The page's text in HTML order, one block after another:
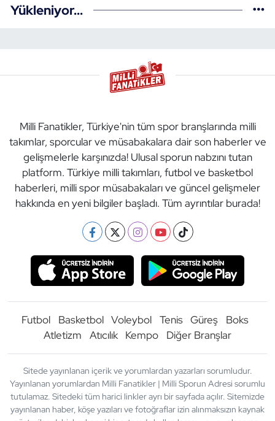
Yükleniyor...
Milli Fanatikler, Türkiye'nin tüm spor branşlarında milli
takımlar, sporcular ve müsabakalara dair son haberler ve
gelişmelerle karşınızda! Ulusal sporun nabzını tutan
platform. Türkiye milli takımları, futbol ve basketbol
haberleri, milli spor müsabakaları ve güncel gelişmeler
hakkında en yeni bilgiler başladı. Tüm ayrıntılar burada!
Futbol Basketbol Voleybol Tenis Güreş
Boks
Atletizm
Atıcılık Kempo Diğer Branşlar
Sitede yayınlanan içerik ve yorumlardan yazarları sorumludur.
Yayınlanan yorumlardan Milli Fanatikler | Milli Sporun Adresi sorumlu
tutulamaz. Sitedeki tüm harici linkler ayrı bir sayfada açılır. Sitemizde
yayınlanan haber, köşe yazıları ve fotoğraflar izin alınmaksızın kaynak